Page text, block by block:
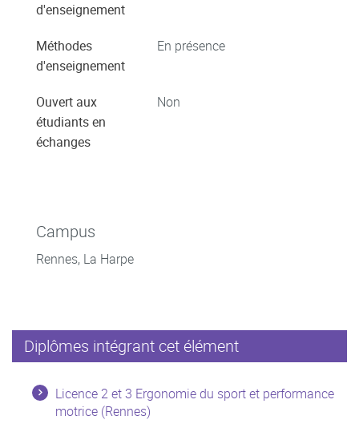
d'enseignement
Méthodes
d'enseignement
En présence
Ouvert aux
étudiants en
échanges
Non
Campus
Rennes, La Harpe
Diplômes intégrant cet élément
Licence 2 et 3 Ergonomie du sport et performance
motrice (Rennes)